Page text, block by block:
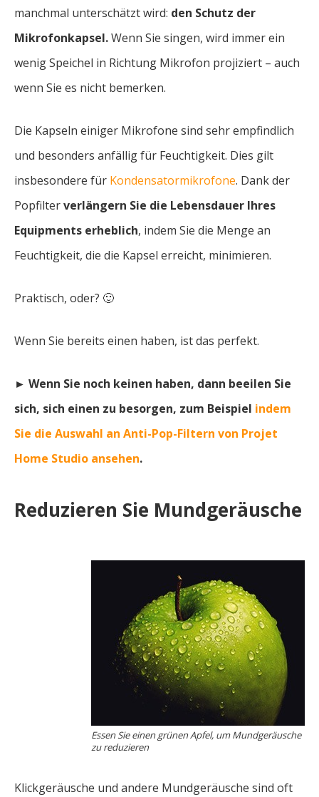
manchmal unterschätzt wird: den Schutz der
Mikrofonkapsel.Wenn Sie singen, wird immer ein
wenig Speichel in Richtung Mikrofon projiziert – auch
wenn Sie es nicht bemerken.
Die Kapseln einiger Mikrofone sind sehr empfindlich
und besonders anfällig für Feuchtigkeit. Dies gilt
insbesondere für Kondensatormikrofone. Dank der
Popfilterverlängern Sie die Lebensdauer Ihres
Equipments erheblich, indem Sie die Menge an
Feuchtigkeit, die die Kapsel erreicht, minimieren.
Praktisch, oder? 🙂
Wenn Sie bereits einen haben, ist das perfekt.
► Wenn Sie noch keinen haben, dann beeilen Sie
sich, sich einen zu besorgen, zum Beispiel indem
Sie die Auswahl an Anti-Pop-Filtern von Projet
Home Studio ansehen.
Reduzieren Sie Mundgeräusche
Essen Sie einen grünen Apfel, um Mundgeräusche
zu reduzieren
Klickgeräusche und andere Mundgeräusche sind oft